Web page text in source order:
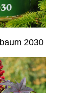
2030